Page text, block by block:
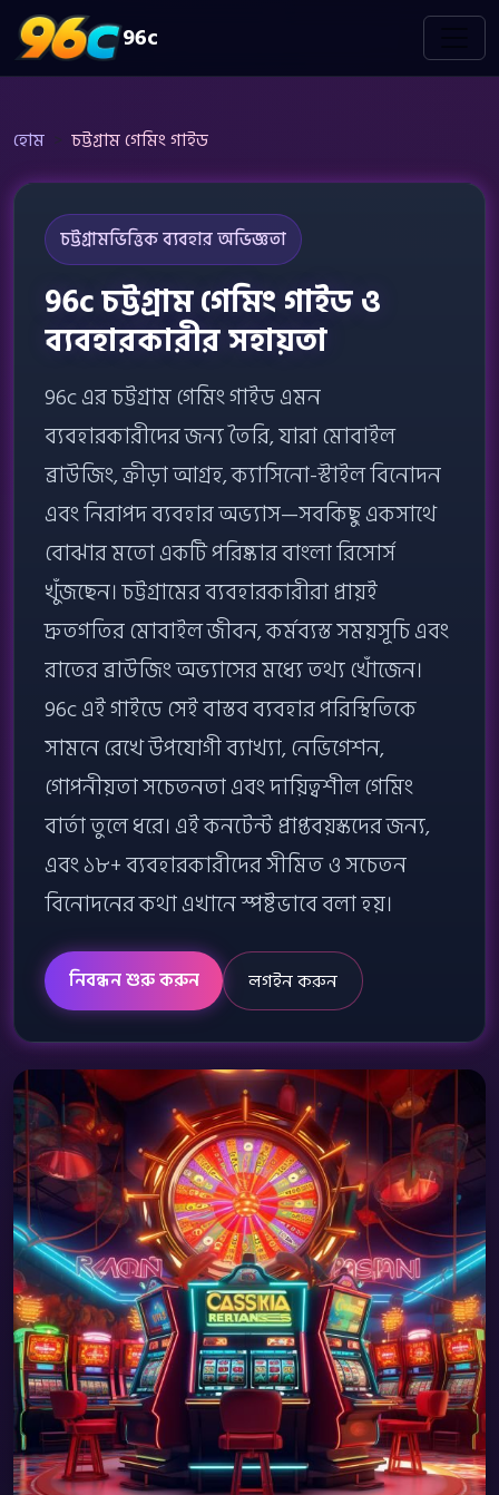
96c
হোম চট্টগ্রাম গেমিং গাইড
চট্টগ্রামভিত্তিক ব্যবহার অভিজ্ঞতা
96c চট্টগ্রাম গেমিং গাইড ও
ব্যবহারকারীর সহায়তা
96c এর চট্টগ্রাম গেমিং গাইড এমন
ব্যবহারকারীদের জন্য তৈরি, যারা মোবাইল
ব্রাউজিং, ক্রীড়া আগ্রহ, ক্যাসিনো-স্টাইল বিনোদন
এবং নিরাপদ ব্যবহার অভ্যাস—সবকিছু একসাথে
বোঝার মতো একটি পরিষ্কার বাংলা রিসোর্স
খুঁজছেন। চট্টগ্রামের ব্যবহারকারীরা প্রায়ই
দ্রুতগতির মোবাইল জীবন, কর্মব্যস্ত সময়সূচি এবং
রাতের ব্রাউজিং অভ্যাসের মধ্যে তথ্য খোঁজেন।
96c এই গাইডে সেই বাস্তব ব্যবহার পরিস্থিতিকে
সামনে রেখে উপযোগী ব্যাখ্যা, নেভিগেশন,
গোপনীয়তা সচেতনতা এবং দায়িত্বশীল গেমিং
বার্তা তুলে ধরে। এই কনটেন্ট প্রাপ্তবয়স্কদের জন্য,
এবং ১৮+ ব্যবহারকারীদের সীমিত ও সচেতন
বিনোদনের কথা এখানে স্পষ্টভাবে বলা হয়।
নিবন্ধন শুরু করুন লগইন করুন